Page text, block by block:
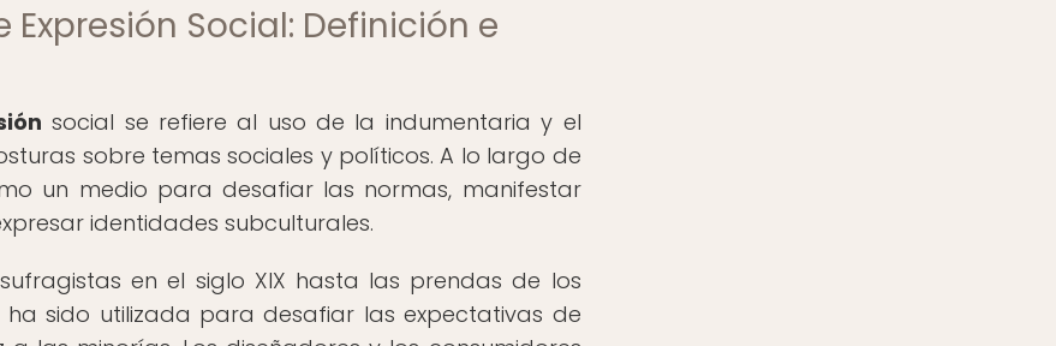
Social: Definición e
social se refiere al uso de la indumentaria y el
sobre temas sociales y políticos. A lo largo de
un medio para desafiar las normas, manifestar
identidades subculturales.
en el siglo XIX hasta las prendas de los
sido utilizada para desafiar las expectativas de